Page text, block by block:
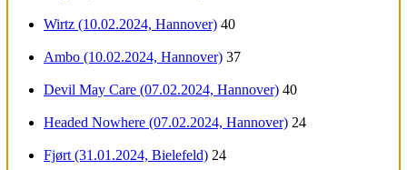
Wirtz (10.02.2024, Hannover) 40
Ambo (10.02.2024, Hannover) 37
Devil May Care (07.02.2024, Hannover) 40
Headed Nowhere (07.02.2024, Hannover) 24
Fjørt (31.01.2024, Bielefeld) 24